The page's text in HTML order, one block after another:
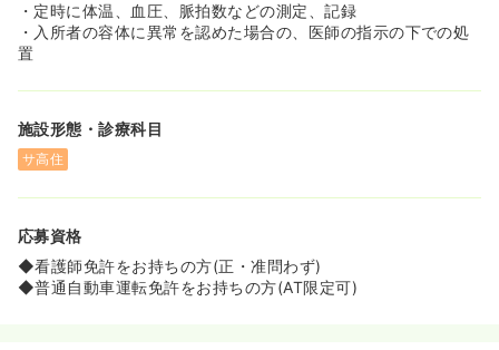
・定時に体温、血圧、脈拍数などの測定、記録
・入所者の容体に異常を認めた場合の、医師の指示の下での処
置
施設形態・診療科目
サ高住
応募資格
◆看護師免許をお持ちの方(正・准問わず)
◆普通自動車運転免許をお持ちの方(AT限定可)